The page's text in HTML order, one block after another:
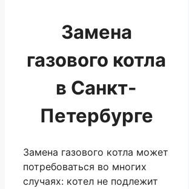
Замена
газового котла
в Санкт-
Петербурге
Замена газового котла может
потребоваться во многих
случаях: котел не подлежит